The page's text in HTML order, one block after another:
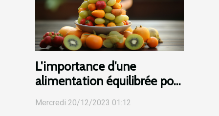
L'importance d'une
alimentation équilibrée pour
enfant
Mercredi 20/12/2023 01:12